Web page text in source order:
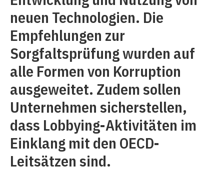
neuen Technologien. Die
Empfehlungen zur
Sorgfaltsprüfung wurden auf
alle Formen von Korruption
ausgeweitet. Zudem sollen
Unternehmen sicherstellen,
dass Lobbying-Aktivitäten im
Einklang mit den OECD-
Leitsätzen sind.